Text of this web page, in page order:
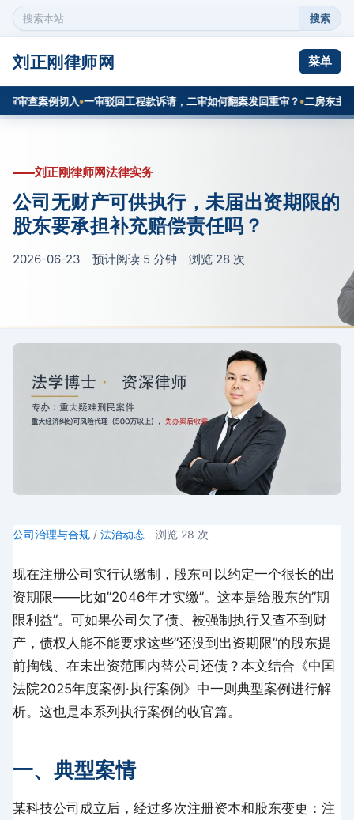
搜
索
本
站
内
容
搜索
刘正刚律师网 菜单
查案例切入 一审驳回工程款诉请，二审如何翻案发回重审？ 二房东主张逾
刘正刚律师网法律实务
公司无财产可供执行，未届出资期限的
股东要承担补充赔偿责任吗？
2026-06-23 预计阅读 5 分钟 浏览 28 次
公司治理与合规 / 法治动态 浏览 28 次
现在注册公司实行认缴制，股东可以约定一个很长的出
资期限——比如”2046年才实缴”。这本是给股东的”期
限利益”。可如果公司欠了债、被强制执行又查不到财
产，债权人能不能要求这些”还没到出资期限”的股东提
前掏钱、在未出资范围内替公司还债？本文结合《中国
法院2025年度案例·执行案例》中一则典型案例进行解
析。这也是本系列执行案例的收官篇。
一、典型案情
某科技公司成立后，经过多次注册资本和股东变更：注